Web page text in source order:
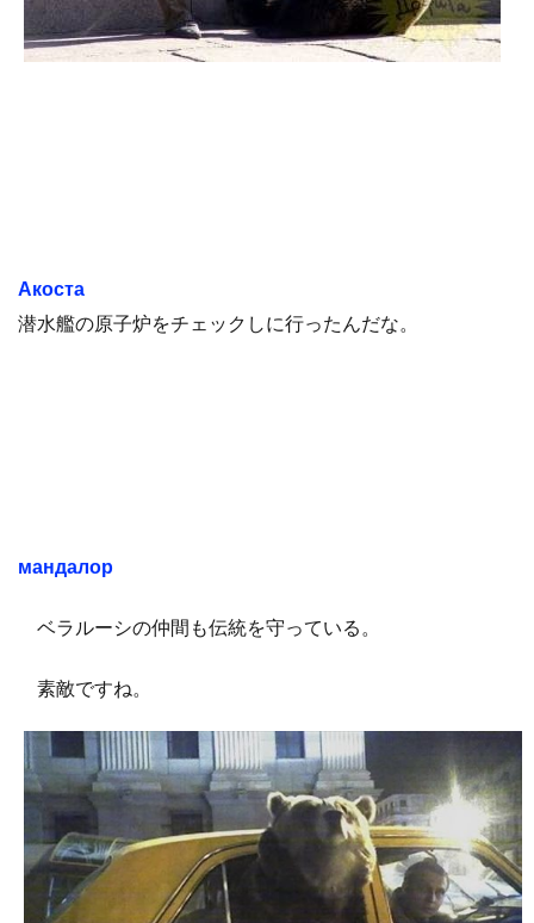
Акоста
潜水艦の原子炉をチェックしに行ったんだな。
мандалор
ベラルーシの仲間も伝統を守っている。
素敵ですね。